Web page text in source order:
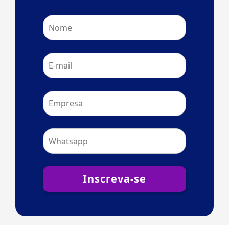
Inscreva-se